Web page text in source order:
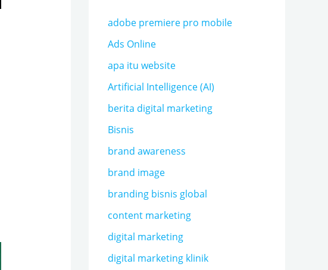
adobe premiere pro mobile
Ads Online
apa itu website
Artificial Intelligence (AI)
berita digital marketing
Bisnis
brand awareness
brand image
branding bisnis global
content marketing
digital marketing
digital marketing klinik